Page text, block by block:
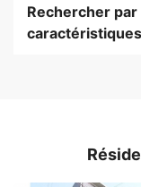
Rechercher